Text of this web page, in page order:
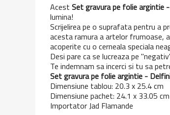
Acest Set gravura pe folie argintie
lumina!
Scrijelirea pe o suprafata pentru a
acesta ramura a artelor frumoase,
acoperite cu o cerneala speciala
Desi pare ca se lucreaza pe
Te indemnam sa incerci si tu sa
Set gravura pe folie argintie -
Dimensiune tablou: 20.3 x 25.4 cm
Dimensiune pachet: 24.1 x 33.05 cm
Importator Jad Flamande